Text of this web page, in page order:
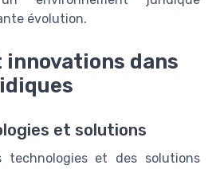
évolution.
innovations dans
et solutions
technologies et des solutions